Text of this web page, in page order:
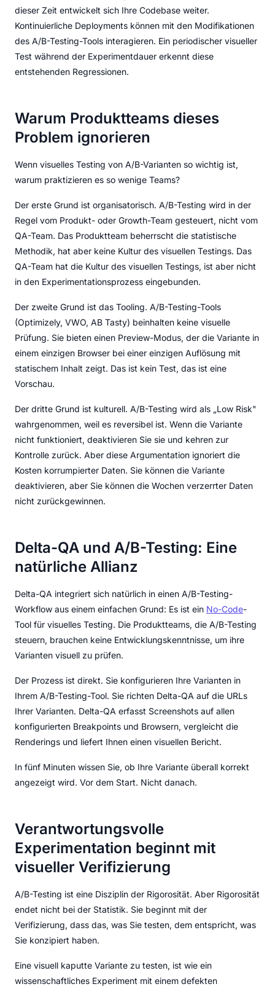
dieser Zeit entwickelt sich Ihre Codebase weiter.
Kontinuierliche Deployments können mit den Modifikationen
des A/B-Testing-Tools interagieren. Ein periodischer visueller
Test während der Experimentdauer erkennt diese
entstehenden Regressionen.
Warum Produktteams dieses
Problem ignorieren
Wenn visuelles Testing von A/B-Varianten so wichtig ist,
warum praktizieren es so wenige Teams?
Der erste Grund ist organisatorisch. A/B-Testing wird in der
Regel vom Produkt- oder Growth-Team gesteuert, nicht vom
QA-Team. Das Produktteam beherrscht die statistische
Methodik, hat aber keine Kultur des visuellen Testings. Das
QA-Team hat die Kultur des visuellen Testings, ist aber nicht
in den Experimentationsprozess eingebunden.
Der zweite Grund ist das Tooling. A/B-Testing-Tools
(Optimizely, VWO, AB Tasty) beinhalten keine visuelle
Prüfung. Sie bieten einen Preview-Modus, der die Variante in
einem einzigen Browser bei einer einzigen Auflösung mit
statischem Inhalt zeigt. Das ist kein Test, das ist eine
Vorschau.
Der dritte Grund ist kulturell. A/B-Testing wird als „Low Risk"
wahrgenommen, weil es reversibel ist. Wenn die Variante
nicht funktioniert, deaktivieren Sie sie und kehren zur
Kontrolle zurück. Aber diese Argumentation ignoriert die
Kosten korrumpierter Daten. Sie können die Variante
deaktivieren, aber Sie können die Wochen verzerrter Daten
nicht zurückgewinnen.
Delta-QA und A/B-Testing: Eine
natürliche Allianz
Delta-QA integriert sich natürlich in einen A/B-Testing-
Workflow aus einem einfachen Grund: Es ist ein No-Code-
Tool für visuelles Testing. Die Produktteams, die A/B-Testing
steuern, brauchen keine Entwicklungskenntnisse, um ihre
Varianten visuell zu prüfen.
Der Prozess ist direkt. Sie konfigurieren Ihre Varianten in
Ihrem A/B-Testing-Tool. Sie richten Delta-QA auf die URLs
Ihrer Varianten. Delta-QA erfasst Screenshots auf allen
konfigurierten Breakpoints und Browsern, vergleicht die
Renderings und liefert Ihnen einen visuellen Bericht.
In fünf Minuten wissen Sie, ob Ihre Variante überall korrekt
angezeigt wird. Vor dem Start. Nicht danach.
Verantwortungsvolle
Experimentation beginnt mit
visueller Verifizierung
A/B-Testing ist eine Disziplin der Rigorosität. Aber Rigorosität
endet nicht bei der Statistik. Sie beginnt mit der
Verifizierung, dass das, was Sie testen, dem entspricht, was
Sie konzipiert haben.
Eine visuell kaputte Variante zu testen, ist wie ein
wissenschaftliches Experiment mit einem defekten